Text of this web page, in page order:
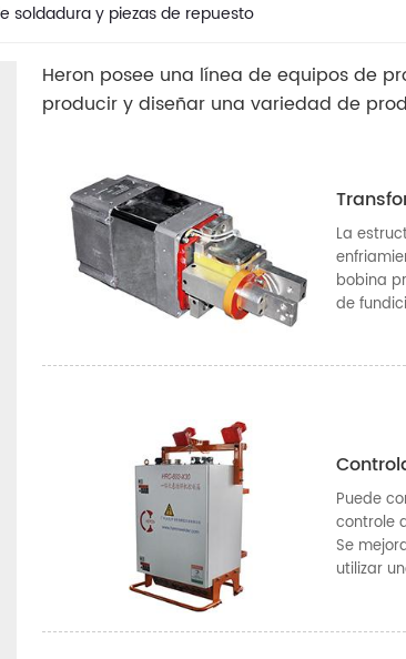
soldadura y piezas de repuesto
Heron posee una línea de equipos de
producir y diseñar una variedad de
La
bobina
de
Puede
controle
Se
utilizar